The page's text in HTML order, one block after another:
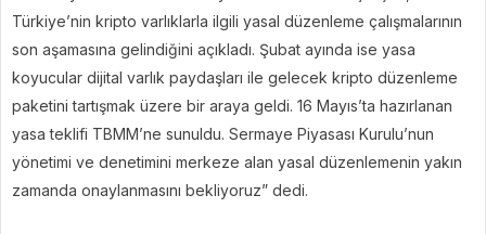
Türkiye’nin kripto varlıklarla ilgili yasal düzenleme çalışmalarının
son aşamasına gelindiğini açıkladı. Şubat ayında ise yasa
koyucular dijital varlık paydaşları ile gelecek kripto düzenleme
paketini tartışmak üzere bir araya geldi. 16 Mayıs’ta hazırlanan
yasa teklifi TBMM’ne sunuldu. Sermaye Piyasası Kurulu’nun
yönetimi ve denetimini merkeze alan yasal düzenlemenin yakın
zamanda onaylanmasını bekliyoruz” dedi.